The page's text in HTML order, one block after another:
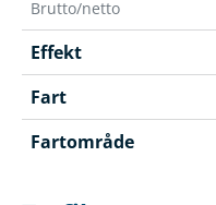
Brutto/netto
Effekt
Fart
Fartområde